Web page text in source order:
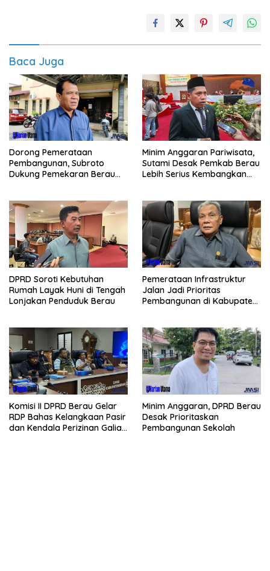
Baca Juga
Dorong Pemerataan
Pembangunan, Subroto
Dukung Pemekaran Berau
Minim Anggaran Pariwisata,
Sutami Desak Pemkab Berau
Lebih Serius Kembangkan
DPRD Soroti Kebutuhan
Rumah Layak Huni di Tengah
Lonjakan Penduduk Berau
Pemerataan Infrastruktur
Jalan Jadi Prioritas
Pembangunan di Kabupaten
Komisi II DPRD Berau Gelar
RDP Bahas Kelangkaan Pasir
dan Kendala Perizinan Galian
Minim Anggaran, DPRD Berau
Desak Prioritaskan
Pembangunan Sekolah